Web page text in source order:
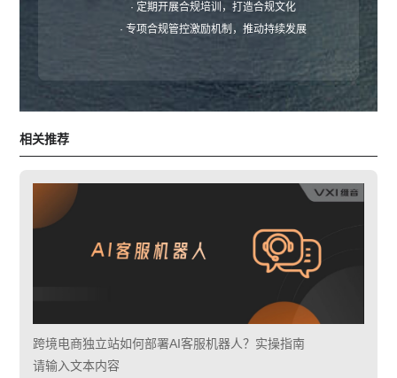
· 定期开展合规培训，打造合规文化
· 专项合规管控激励机制，推动持续发展
相关推荐
跨境电商独立站如何部署AI客服机器人？实操指南
请输入文本内容